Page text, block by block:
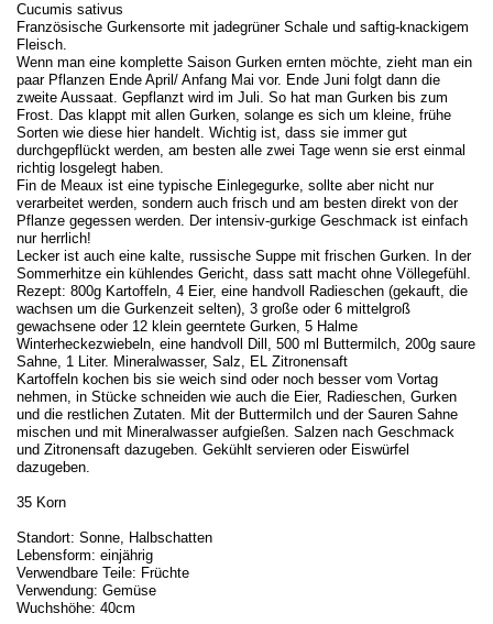
Cucumis sativus
Französische Gurkensorte mit jadegrüner Schale und saftig-knackigem
Fleisch.
Wenn man eine komplette Saison Gurken ernten möchte, zieht man ein
paar Pflanzen Ende April/ Anfang Mai vor. Ende Juni folgt dann die
zweite Aussaat. Gepflanzt wird im Juli. So hat man Gurken bis zum
Frost. Das klappt mit allen Gurken, solange es sich um kleine, frühe
Sorten wie diese hier handelt. Wichtig ist, dass sie immer gut
durchgepflückt werden, am besten alle zwei Tage wenn sie erst einmal
richtig losgelegt haben.
Fin de Meaux ist eine typische Einlegegurke, sollte aber nicht nur
verarbeitet werden, sondern auch frisch und am besten direkt von der
Pflanze gegessen werden. Der intensiv-gurkige Geschmack ist einfach
nur herrlich!
Lecker ist auch eine kalte, russische Suppe mit frischen Gurken. In der
Sommerhitze ein kühlendes Gericht, dass satt macht ohne Völlegefühl.
Rezept: 800g Kartoffeln, 4 Eier, eine handvoll Radieschen (gekauft, die
wachsen um die Gurkenzeit selten), 3 große oder 6 mittelgroß
gewachsene oder 12 klein geerntete Gurken, 5 Halme
Winterheckezwiebeln, eine handvoll Dill, 500 ml Buttermilch, 200g saure
Sahne, 1 Liter. Mineralwasser, Salz, EL Zitronensaft
Kartoffeln kochen bis sie weich sind oder noch besser vom Vortag
nehmen, in Stücke schneiden wie auch die Eier, Radieschen, Gurken
und die restlichen Zutaten. Mit der Buttermilch und der Sauren Sahne
mischen und mit Mineralwasser aufgießen. Salzen nach Geschmack
und Zitronensaft dazugeben. Gekühlt servieren oder Eiswürfel
dazugeben.
35 Korn
Standort: Sonne, Halbschatten
Lebensform: einjährig
Verwendbare Teile: Früchte
Verwendung: Gemüse
Wuchshöhe: 40cm